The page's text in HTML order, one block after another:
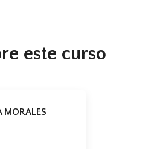
este curso
MORALES